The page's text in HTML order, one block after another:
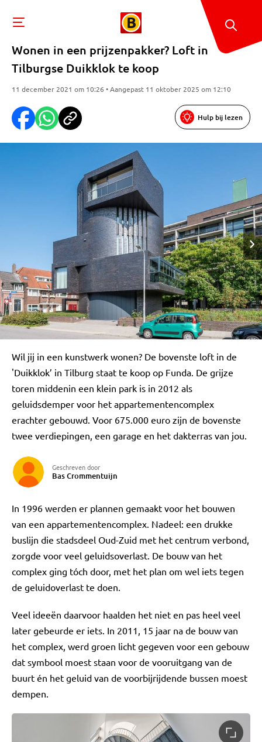
Wonen in een prijzenpakker? Loft in
Tilburgse Duikklok te koop
11 december 2021 om 10:26 • Aangepast 11 oktober 2025 om 12:10
Hulp bij lezen
Wil jij in een kunstwerk wonen? De bovenste loft in de
'Duikklok’ in Tilburg staat te koop op Funda. De grijze
toren middenin een klein park is in 2012 als
geluidsdemper voor het appartementencomplex
erachter gebouwd. Voor 675.000 euro zijn de bovenste
twee verdiepingen, een garage en het dakterras van jou.
Geschreven door
Bas Crommentuijn
In 1996 werden er plannen gemaakt voor het bouwen
van een appartementencomplex. Nadeel: een drukke
buslijn die stadsdeel Oud-Zuid met het centrum verbond,
zorgde voor veel geluidsoverlast. De bouw van het
complex ging tóch door, met het plan om wel iets tegen
de geluidoverlast te doen.
Veel ideeën daarvoor haalden het niet en pas heel veel
later gebeurde er iets. In 2011, 15 jaar na de bouw van
het complex, werd groen licht gegeven voor een gebouw
dat symbool moest staan voor de vooruitgang van de
buurt én het geluid van de voorbijrijdende bussen moest
dempen.